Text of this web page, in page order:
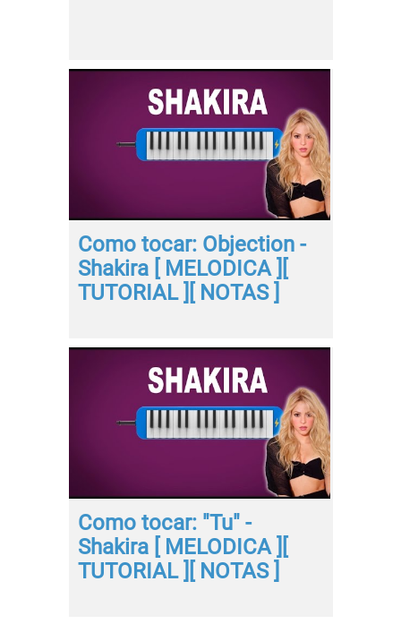
Como tocar: Objection -
Shakira [ MELODICA ][
TUTORIAL ][ NOTAS ]
Como tocar: "Tu" -
Shakira [ MELODICA ][
TUTORIAL ][ NOTAS ]